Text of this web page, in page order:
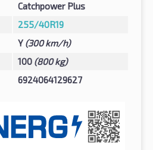
Catchpower Plus
255/40R19
Y (300 km/h)
100 (800 kg)
6924064129627